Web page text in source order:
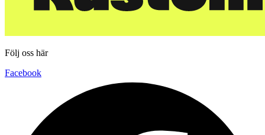
Följ oss här
Facebook